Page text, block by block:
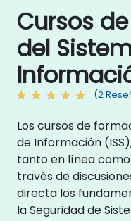
Cursos
del
(2
Los cursos de
de Información
tanto en línea
través de
directa los
la Seguridad de